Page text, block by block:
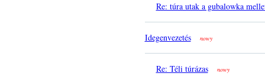
Re: túra utak a gubalowka
Idegenvezetés nowy
Re: Téli túrázas nowy